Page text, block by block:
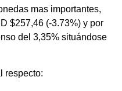
mas importantes,
$257,46 (-3.73%) y por
del 3,35% situándose
respecto: